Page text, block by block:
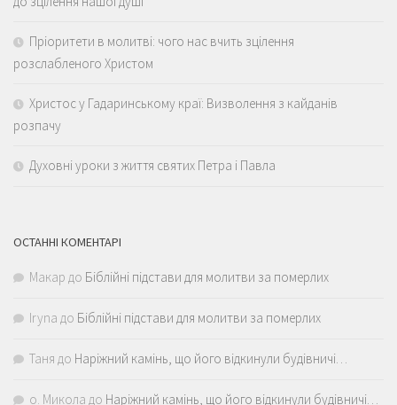
Пріоритети в молитві: чого нас вчить зцілення
розслабленого Христом
Христос у Гадаринському краї: Визволення з кайданів
розпачу
Духовні уроки з життя святих Петра і Павла
ОСТАННІ КОМЕНТАРІ
Макар до Біблійні підстави для молитви за померлих
Iryna до Біблійні підстави для молитви за померлих
Таня до Наріжний камінь, що його відкинули будівничі…
о. Микола до Наріжний камінь, що його відкинули будівничі…